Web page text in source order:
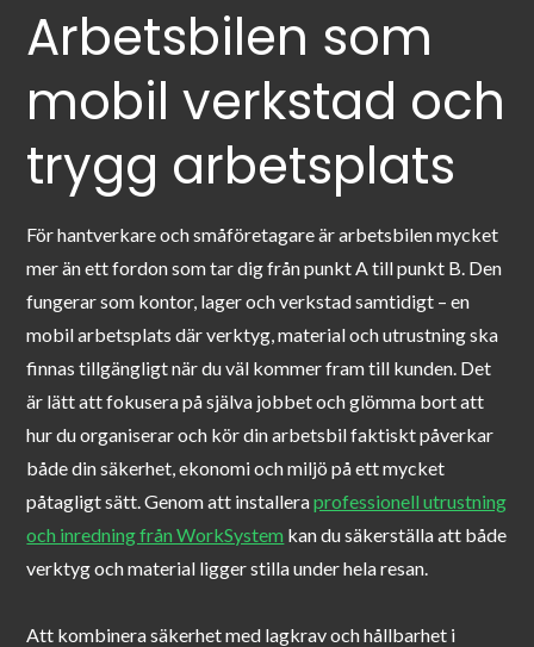
Arbetsbilen som
mobil verkstad och
trygg arbetsplats
För hantverkare och småföretagare är arbetsbilen mycket
mer än ett fordon som tar dig från punkt A till punkt B. Den
fungerar som kontor, lager och verkstad samtidigt – en
mobil arbetsplats där verktyg, material och utrustning ska
finnas tillgängligt när du väl kommer fram till kunden. Det
är lätt att fokusera på själva jobbet och glömma bort att
hur du organiserar och kör din arbetsbil faktiskt påverkar
både din säkerhet, ekonomi och miljö på ett mycket
påtagligt sätt. Genom att installeraprofessionell utrustning
och inredning från WorkSystem kan du säkerställa att både
verktyg och material ligger stilla under hela resan.
Att kombinera säkerhet med lagkrav och hållbarhet i